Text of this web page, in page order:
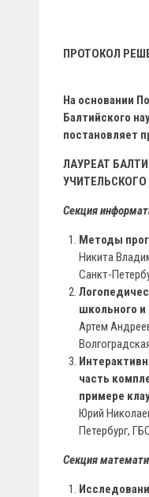
ПРОТОКОЛ
На основании
Балтийского
постановляет
ЛАУРЕАТ
Секция
Методы
Никита
Санкт-
школьного и
Артем
часть
примере
Юрий
Петербург,
Секция